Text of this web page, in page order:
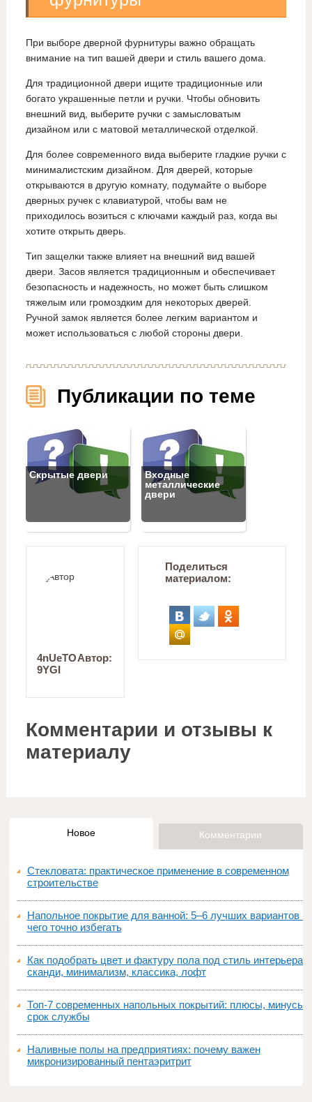
При выборе дверной фурнитуры важно обращать
внимание на тип вашей двери и стиль вашего дома.
Для традиционной двери ищите традиционные или
богато украшенные петли и ручки. Чтобы обновить
внешний вид, выберите ручки с замысловатым
дизайном или с матовой металлической отделкой.
Для более современного вида выберите гладкие ручки с
минималистским дизайном. Для дверей, которые
открываются в другую комнату, подумайте о выборе
дверных ручек с клавиатурой, чтобы вам не
приходилось возиться с ключами каждый раз, когда вы
хотите открыть дверь.
Тип защелки также влияет на внешний вид вашей
двери. Засов является традиционным и обеспечивает
безопасность и надежность, но может быть слишком
тяжелым или громоздким для некоторых дверей.
Ручной замок является более легким вариантом и
может использоваться с любой стороны двери.
Публикации по теме
Скрытые двери
Входные
металлические
двери
Автор:
4nUeTO
9YGI
Поделиться
материалом:
Комментарии и отзывы к
материалу
Новое Комментарии
Стекловата: практическое применение в современном
строительстве
Напольное покрытие для ванной: 5–6 лучших вариантов и
чего точно избегать
Как подобрать цвет и фактуру пола под стиль интерьера:
сканди, минимализм, классика, лофт
Топ‑7 современных напольных покрытий: плюсы, минусы,
срок службы
Наливные полы на предприятиях: почему важен
микронизированный пентаэритрит